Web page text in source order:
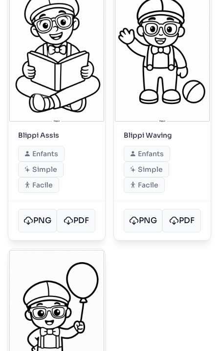
Blippi Assis
Enfants
Simple
Facile
PNG PDF
Blippi Waving
Enfants
Simple
Facile
PNG PDF